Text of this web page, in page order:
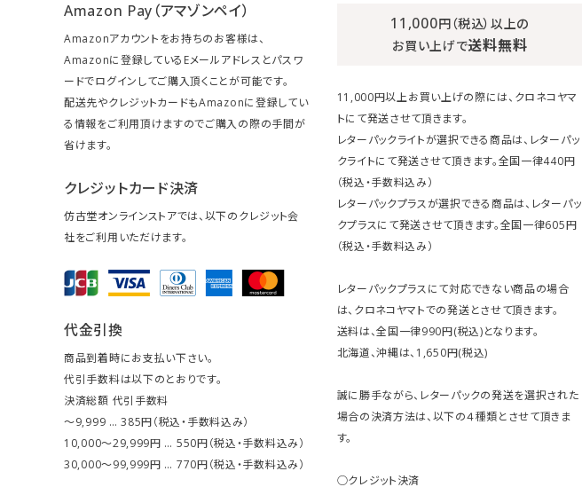
Amazon Pay（アマゾンペイ）
Amazonアカウントをお持ちのお客様は、
Amazonに登録しているEメールアドレスとパスワ
ードでログインしてご購入頂くことが可能です。
配送先やクレジットカードもAmazonに登録してい
る情報をご利用頂けますのでご購入の際の手間が
省けます。
クレジットカード決済
仿古堂オンラインストアでは、以下のクレジット会
社をご利用いただけます。
代金引換
商品到着時にお支払い下さい。
代引手数料は以下のとおりです。
決済総額 代引手数料
～9,999 … 385円（税込・手数料込み）
10,000～29,999円 … 550円（税込・手数料込み）
30,000～99,999円 … 770円（税込・手数料込み）
11,000円（税込）以上の
お買い上げで送料無料
11,000円以上お買い上げの際には、クロネコヤマ
トにて発送させて頂きます。
レターパックライトが選択できる商品は、レターパッ
クライトにて発送させて頂きます。全国一律440円
（税込・手数料込み）
レターパックプラスが選択できる商品は、レターパッ
クプラスにて発送させて頂きます。全国一律605円
（税込・手数料込み）
レターパックプラスにて対応できない商品の場合
は、クロネコヤマトでの発送とさせて頂きます。
送料は、全国一律990円(税込)となります。
北海道、沖縄は、1,650円(税込)
誠に勝手ながら、レターパックの発送を選択された
場合の決済方法は、以下の４種類とさせて頂きま
す。
○クレジット決済